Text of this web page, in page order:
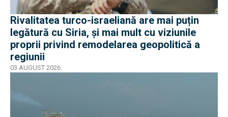
Rivalitatea turco-israeliană are mai puțin
legătură cu Siria, și mai mult cu viziunile
proprii privind remodelarea geopolitică a
regiunii
03 AUGUST 2026